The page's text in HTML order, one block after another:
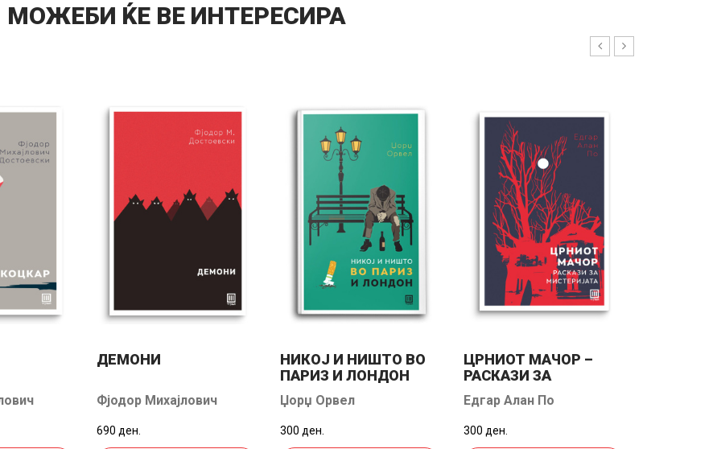
МОЖЕБИ ЌЕ ВЕ ИНТЕРЕСИРА
ДЕМОНИ
Фјодор Михајлович
690 ден.
НИКОЈ И НИШТО ВО
ПАРИЗ И ЛОНДОН
Џорџ Орвел
300 ден.
ЦРНИОТ МАЧОР –
РАСКАЗИ ЗА
МИСТЕРИЈАТА
Едгар Алан По
300 ден.